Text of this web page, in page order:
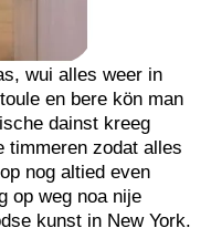
wui alles weer in
en bere kön man
dainst kreeg
timmeren zodat alles
nog altied even
op weg noa nije
kunst in New York.